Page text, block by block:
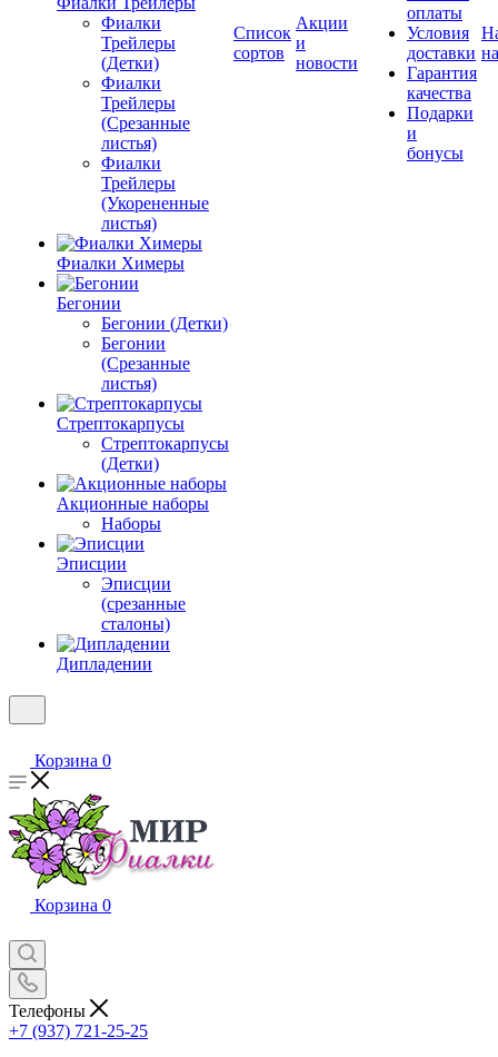
Фиалки
Трейлеры
(Детки)
Фиалки
Трейлеры
(Срезанные
листья)
Фиалки
Трейлеры
(Укорененные
листья)
Фиалки Химеры
Бегонии
Бегонии (Детки)
Бегонии
(Срезанные
листья)
Стрептокарпусы
Стрептокарпусы
(Детки)
Акционные наборы
Наборы
Эписции
Эписции
(срезанные
сталоны)
Дипладении
Список
сортов
Акции
и
новости
оплаты
Условия
доставки
Гарантия
качества
Подарки
и
бонусы
Корзина 0
Корзина 0
Телефоны
+7 (937) 721-25-25